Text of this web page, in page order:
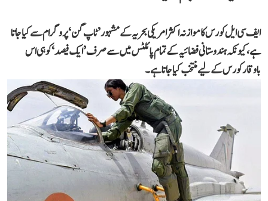
ایف سی ایل کورس کا موازنہ اکثر امریکی بحریہ کے مشہور ’ٹاپ گن‘ پروگرام سے کیا جاتا
ہے، کیونکہ ہندوستانی فضائیہ کے تمام پائلٹس میں سے صرف ’ایک فیصد‘ کو ہی اس
باوقار کورس کے لیے منتخب کیا جاتا ہے۔